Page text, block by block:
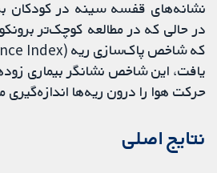
نشانه‌های قفسه سینه در کودکان
در حالی که در مطالعه کوچک‌تر
یافت، این شاخص نشانگر بیماری
حرکت هوا را درون ریه‌ها اندازه‌گیری
نتایج اصلی